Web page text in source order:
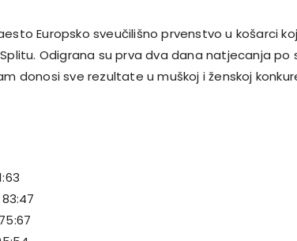
Europsko sveučilišno prvenstvo u košarci
Odigrana su prva dva dana natjecanja po
donosi sve rezultate u muškoj i ženskoj